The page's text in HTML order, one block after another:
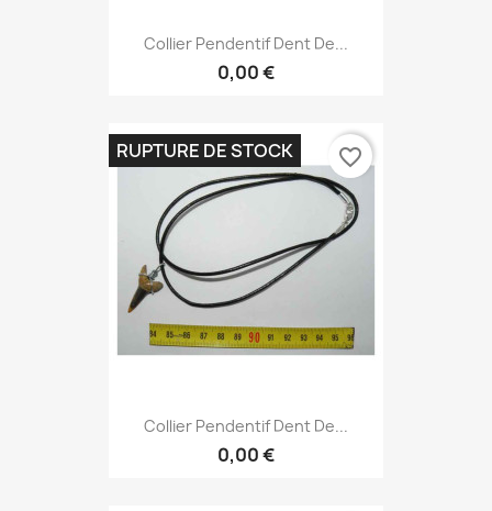
Collier Pendentif Dent De...
0,00 €
Collier Pendentif Dent De...
0,00 €
RUPTURE DE STOCK favorite_border